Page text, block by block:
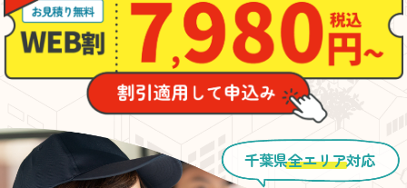
千葉県全エリア対応